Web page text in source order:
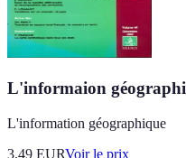
L'informaion
L'information géographique
3.49 EURVoir le prix